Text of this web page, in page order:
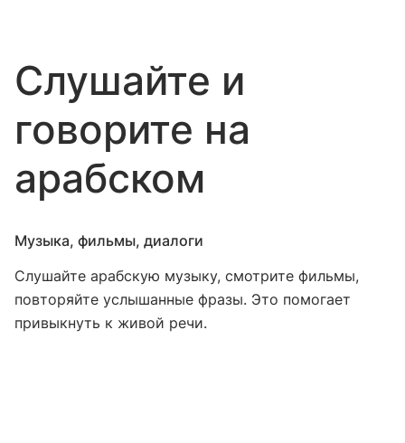
Слушайте и
говорите на
арабском
Музыка, фильмы, диалоги
Слушайте арабскую музыку, смотрите фильмы,
повторяйте услышанные фразы. Это помогает
привыкнуть к живой речи.